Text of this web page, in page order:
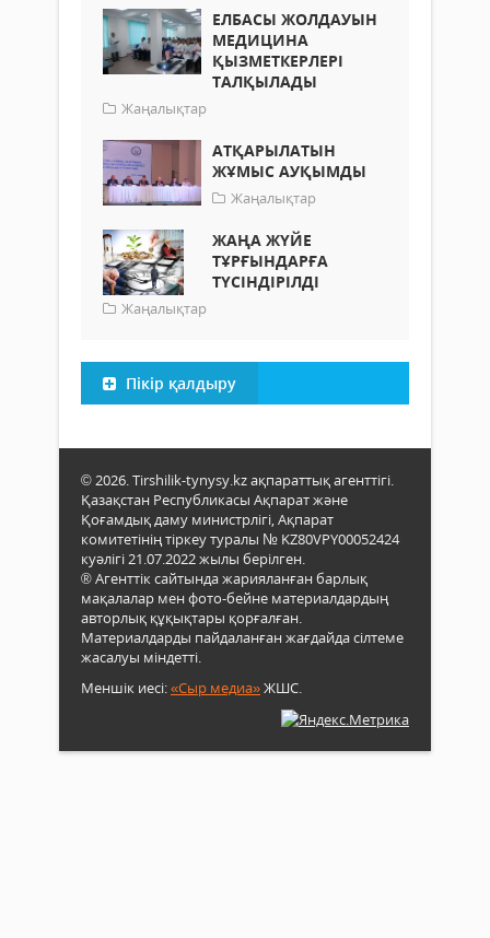
ЕЛБАСЫ ЖОЛДАУЫН
МЕДИЦИНА
ҚЫЗМЕТКЕРЛЕРІ
ТАЛҚЫЛАДЫ
Жаңалықтар
АТҚАРЫЛАТЫН
ЖҰМЫС АУҚЫМДЫ
Жаңалықтар
ЖАҢА ЖҮЙЕ
ТҰРҒЫНДАРҒА
ТҮСІНДІРІЛДІ
Жаңалықтар
Пікір қалдыру
© 2026. Tirshilik-tynysy.kz ақпараттық агенттігі.
Қазақстан Республикасы Ақпарат және
Қоғамдық даму министрлігі, Ақпарат
комитетінің тіркеу туралы № KZ80VPY00052424
куәлігі 21.07.2022 жылы берілген.
® Агенттік сайтында жарияланған барлық
мақалалар мен фото-бейне материалдардың
авторлық құқықтары қорғалған.
Материалдарды пайдаланған жағдайда сілтеме
жасалуы міндетті.
Меншік иесі:«Сыр медиа»ЖШС.